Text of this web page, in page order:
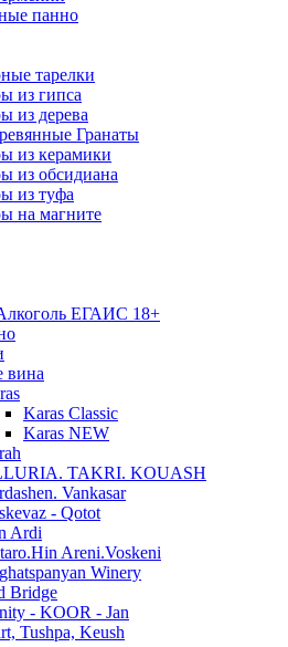
панно
тарелки
из гипса
из дерева
Гранаты
из керамики
из обсидиана
из туфа
на магните
ЕГАИС 18+
вина
Karas Classic
Karas NEW
TAKRI. KOUASH
Vankasar
- Qotot
Ardi
Areni.Voskeni
Winery
Bridge
- KOOR - Jan
Tushpa, Keush